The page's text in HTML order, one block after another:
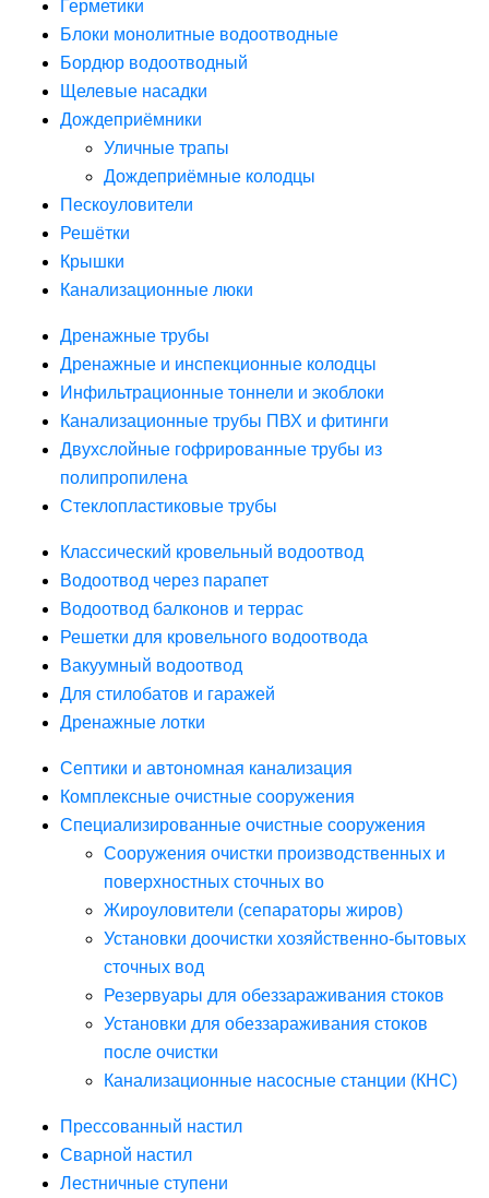
Герметики
Блоки монолитные водоотводные
Бордюр водоотводный
Щелевые насадки
Дождеприёмники
Уличные трапы
Дождеприёмные колодцы
Пескоуловители
Решётки
Крышки
Канализационные люки
Дренажные трубы
Дренажные и инспекционные колодцы
Инфильтрационные тоннели и экоблоки
Канализационные трубы ПВХ и фитинги
Двухслойные гофрированные трубы из
полипропилена
Стеклопластиковые трубы
Классический кровельный водоотвод
Водоотвод через парапет
Водоотвод балконов и террас
Решетки для кровельного водоотвода
Вакуумный водоотвод
Для стилобатов и гаражей
Дренажные лотки
Септики и автономная канализация
Комплексные очистные сооружения
Специализированные очистные сооружения
Сооружения очистки производственных и
поверхностных сточных во
Жироуловители (сепараторы жиров)
Установки доочистки хозяйственно-бытовых
сточных вод
Резервуары для обеззараживания стоков
Установки для обеззараживания стоков
после очистки
Канализационные насосные станции (КНС)
Прессованный настил
Сварной настил
Лестничные ступени